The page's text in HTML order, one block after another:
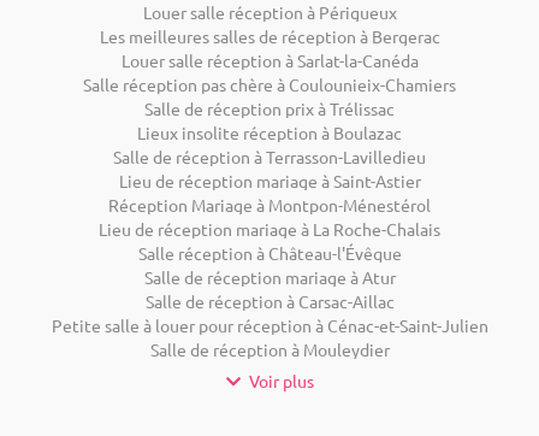
Louer salle réception à Périgueux
Les meilleures salles de réception à Bergerac
Louer salle réception à Sarlat-la-Canéda
Salle réception pas chère à Coulounieix-Chamiers
Salle de réception prix à Trélissac
Lieux insolite réception à Boulazac
Salle de réception à Terrasson-Lavilledieu
Lieu de réception mariage à Saint-Astier
Réception Mariage à Montpon-Ménestérol
Lieu de réception mariage à La Roche-Chalais
Salle réception à Château-l'Évêque
Salle de réception mariage à Atur
Salle de réception à Carsac-Aillac
Petite salle à louer pour réception à Cénac-et-Saint-Julien
Salle de réception à Mouleydier
Voir plus